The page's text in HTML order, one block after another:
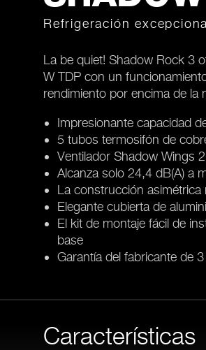
Refrigeración
La be quiet! Shadow Rock 3
W TDP con un
rendimiento por encima de la
Impresionante capacidad
5 tubos termosifón de
Ventilador Shadow Wings
Alcanza solo 24,4 dB(A) a
La construcción
Elegante cubierta de
El kit de montaje fácil de
base
Garantía del fabricante de
Características